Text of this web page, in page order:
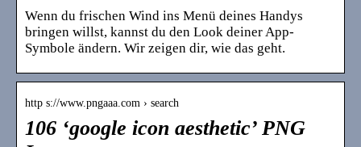
Wenn du frischen Wind ins Menü deines Handys
bringen willst, kannst du den Look deiner App-
Symbole ändern. Wir zeigen dir, wie das geht.
http s://www.pngaaa.com › search
106 ‘google icon aesthetic’ PNG